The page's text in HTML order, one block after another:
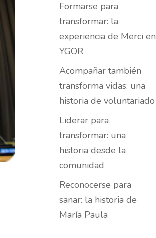
Formarse para
transformar: la
experiencia de Merci en
YGOR
Acompañar también
transforma vidas: una
historia de voluntariado
Liderar para
transformar: una
historia desde la
comunidad
Reconocerse para
sanar: la historia de
María Paula